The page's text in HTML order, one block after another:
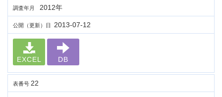
調査年月 2012年
公開（更新）日 2013-07-12
EXCEL DB
表番号 22